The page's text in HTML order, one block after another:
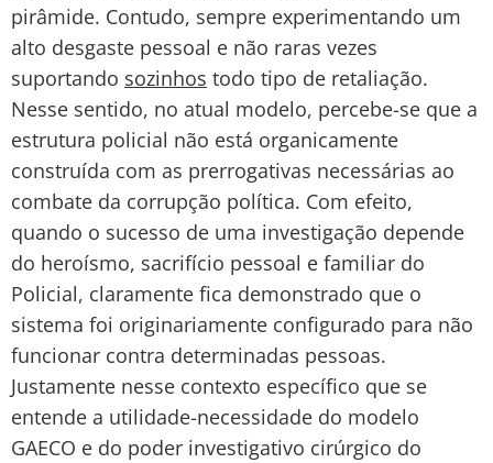
pirâmide. Contudo, sempre experimentando um
alto desgaste pessoal e não raras vezes
suportando sozinhos todo tipo de retaliação.
Nesse sentido, no atual modelo, percebe-se que a
estrutura policial não está organicamente
construída com as prerrogativas necessárias ao
combate da corrupção política. Com efeito,
quando o sucesso de uma investigação depende
do heroísmo, sacrifício pessoal e familiar do
Policial, claramente fica demonstrado que o
sistema foi originariamente configurado para não
funcionar contra determinadas pessoas.
Justamente nesse contexto específico que se
entende a utilidade-necessidade do modelo
GAECO e do poder investigativo cirúrgico do